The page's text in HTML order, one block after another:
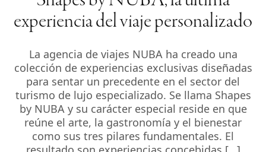
experiencia del viaje personalizado
La agencia de viajes NUBA ha creado una
colección de experiencias exclusivas diseñadas
para sentar un precedente en el sector del
turismo de lujo especializado. Se llama Shapes
by NUBA y su carácter especial reside en que
reúne el arte, la gastronomía y el bienestar
como sus tres pilares fundamentales. El